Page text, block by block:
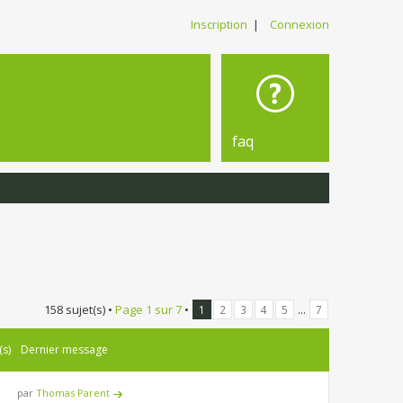
Inscription | Connexion
faq
158 sujet(s) • Page 1 sur7 • 1 2 3 4 5 ... 7
Dernier message
parThomas Parent